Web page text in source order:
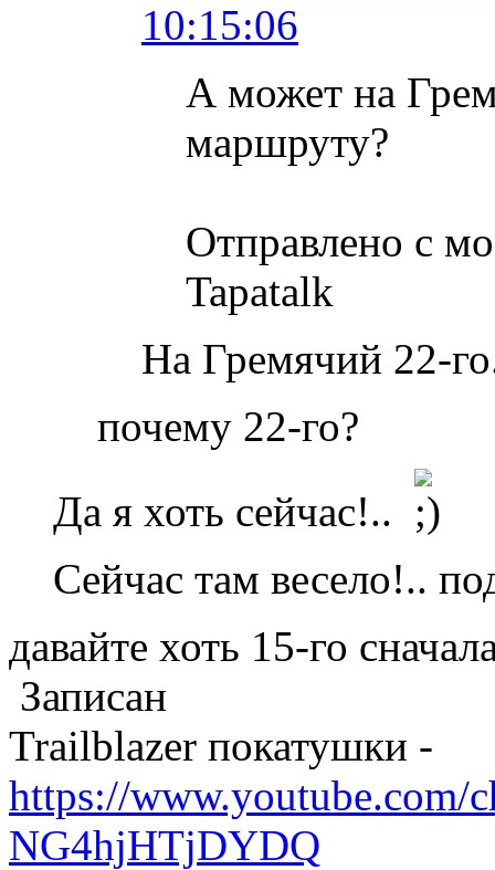
10:15:06
А может на
маршруту?
Отправлено с
Tapatalk
На Гремячий 22-
почему 22-го?
Да я хоть сейчас!..
Сейчас там весело!..
давайте хоть 15-го
Записан
Trailblazer покатушки -
https://
NG4hjHTjDYDQ